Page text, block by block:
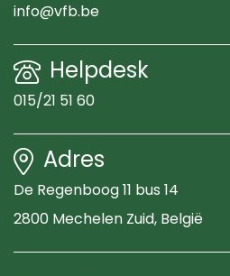
info@vfb.be
Helpdesk
015/21 51 60
Adres
De Regenboog 11 bus 14
2800 Mechelen Zuid, België